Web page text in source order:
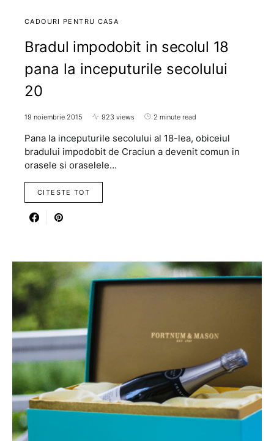
CADOURI PENTRU CASA
Bradul impodobit in secolul 18
pana la inceputurile secolului
20
19 noiembrie 2015 923 views 2 minute read
Pana la inceputurile secolului al 18-lea, obiceiul
bradului impodobit de Craciun a devenit comun in
orasele si oraselele…
CITESTE TOT